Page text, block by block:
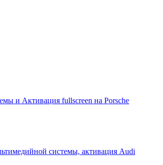
и Активация fullscreen на Porsche
системы, активация Audi